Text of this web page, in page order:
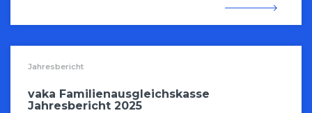
Jahresbericht
vaka Familienausgleichskasse
Jahresbericht 2025